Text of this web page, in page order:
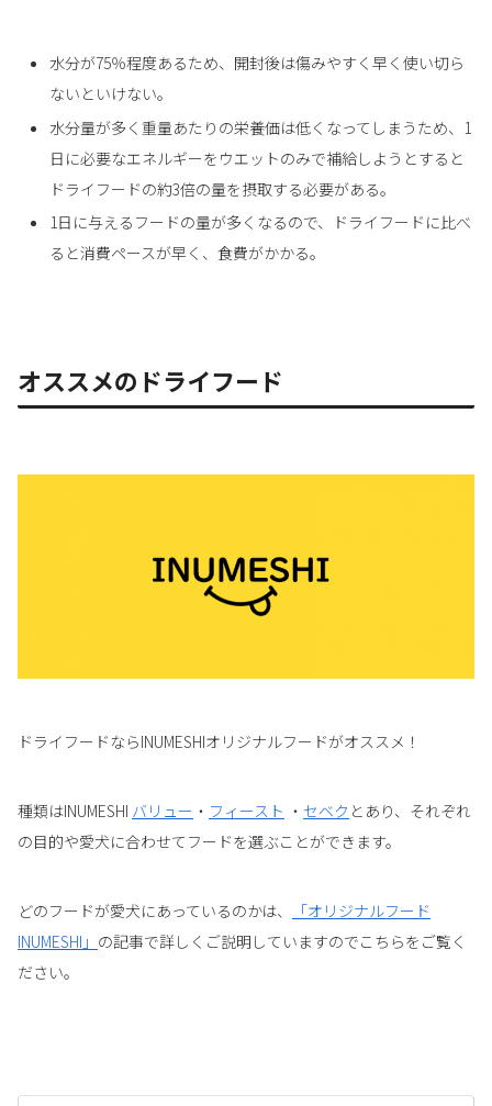
水分が75％程度あるため、開封後は傷みやすく早く使い切ら
ないといけない。
水分量が多く重量あたりの栄養価は低くなってしまうため、1
日に必要なエネルギーをウエットのみで補給しようとすると
ドライフードの約3倍の量を摂取する必要がある。
1日に与えるフードの量が多くなるので、ドライフードに比べ
ると消費ペースが早く、食費がかかる。
オススメのドライフード
ドライフードならINUMESHIオリジナルフードがオススメ！
種類はINUMESHI バリュー ・ フィースト ・ セベク とあり、それぞれ
の目的や愛犬に合わせてフードを選ぶことができます。
どのフードが愛犬にあっているのかは、
「オリジナルフード
INUMESHI」 の記事で詳しくご説明していますのでこちらをご覧く
ださい。